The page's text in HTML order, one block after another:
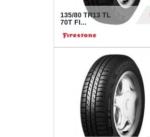
135/80 TR13 TL
70T FI...